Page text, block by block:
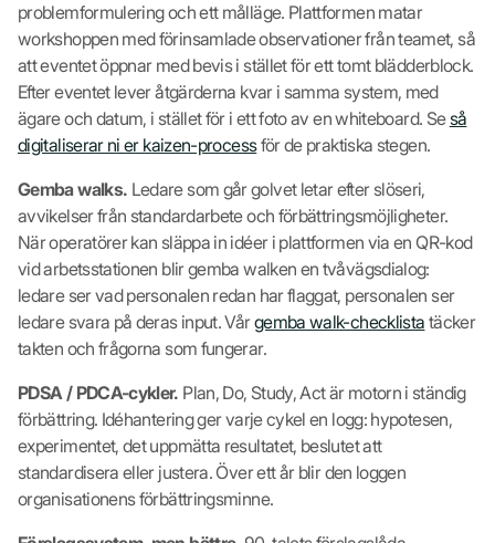
problemformulering och ett målläge. Plattformen matar
workshoppen med förinsamlade observationer från teamet, så
att eventet öppnar med bevis i stället för ett tomt blädderblock.
Efter eventet lever åtgärderna kvar i samma system, med
ägare och datum, i stället för i ett foto av en whiteboard. Se så
digitaliserar ni er kaizen-processför de praktiska stegen.
Gemba walks. Ledare som går golvet letar efter slöseri,
avvikelser från standardarbete och förbättringsmöjligheter.
När operatörer kan släppa in idéer i plattformen via en QR-kod
vid arbetsstationen blir gemba walken en tvåvägsdialog:
ledare ser vad personalen redan har flaggat, personalen ser
ledare svara på deras input. Vårgemba walk-checklista täcker
takten och frågorna som fungerar.
PDSA / PDCA-cykler. Plan, Do, Study, Act är motorn i ständig
förbättring. Idéhantering ger varje cykel en logg: hypotesen,
experimentet, det uppmätta resultatet, beslutet att
standardisera eller justera. Över ett år blir den loggen
organisationens förbättringsminne.